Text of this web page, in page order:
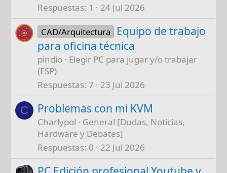
Respuestas 1 24 Jul 2026
CAD/Arquitectura
Equipo de trabajo
para oficina técnica
pindio
Elegir PC para jugar y/o trabajar
(ESP)
Respuestas 7 23 Jul 2026
C Problemas con mi KVM
Charlypol
General [Dudas, Noticias,
Hardware y Debates]
Respuestas 0 22 Jul 2026